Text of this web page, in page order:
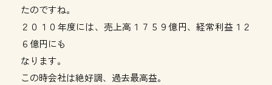
たのですね。
２０１０年度には、売上高１７５９億円、経常利益１２
６億円にも
なります。
この時会社は絶好調、過去最高益。